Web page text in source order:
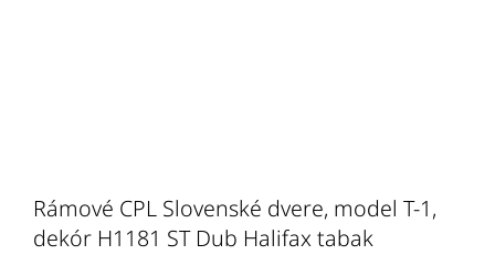
Rámové CPL Slovenské dvere, model T-1,
dekór H1181 ST Dub Halifax tabak